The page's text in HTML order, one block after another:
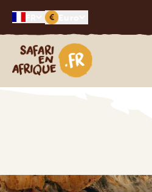
€
Safari en Afrique